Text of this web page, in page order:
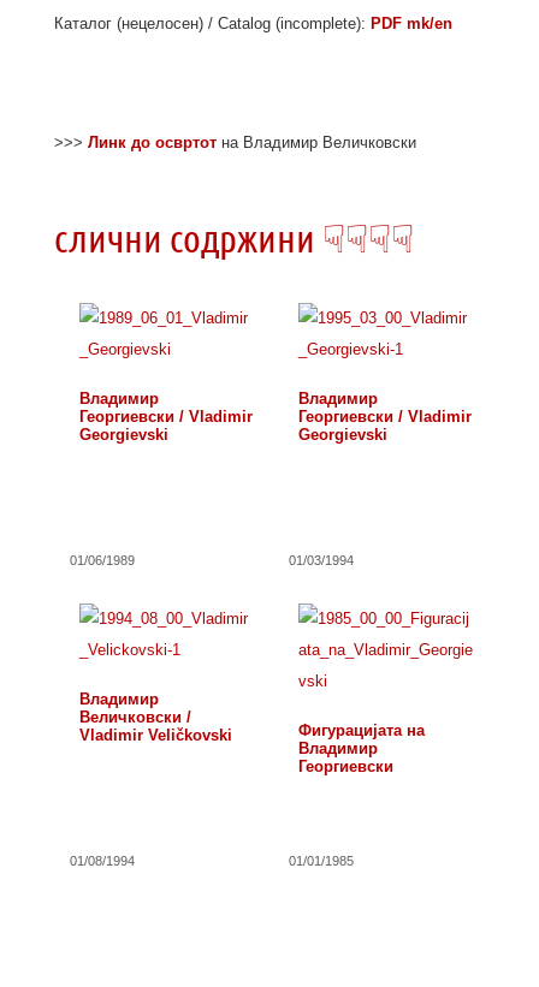
Каталог (нецелосен) / Catalog (incomplete): PDF mk/en
>>> Линк до освртотна Владимир Величковски
слични содржини ☟☟☟☟
Владимир
Георгиевски / Vladimir
Georgievski
01/06/1989
Владимир
Георгиевски / Vladimir
Georgievski
01/03/1994
Владимир
Величковски /
Vladimir Veličkovski
01/08/1994
Фигурацијата на
Владимир
Георгиевски
01/01/1985